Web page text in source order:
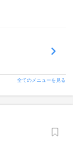
全てのメニューを見る